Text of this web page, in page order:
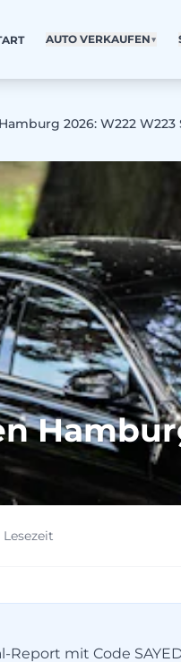
AUTO VERKAUFEN▼
2026: W222 W223
Lesezeit
Report mit Code